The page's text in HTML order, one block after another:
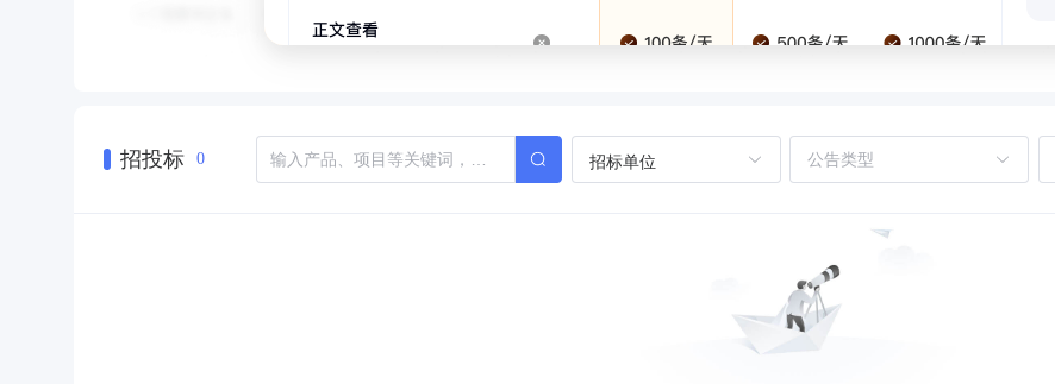
招投标 0 招标单位